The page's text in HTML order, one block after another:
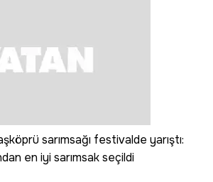
sarımsağı festivalde yarıştı:
en iyi sarımsak seçildi